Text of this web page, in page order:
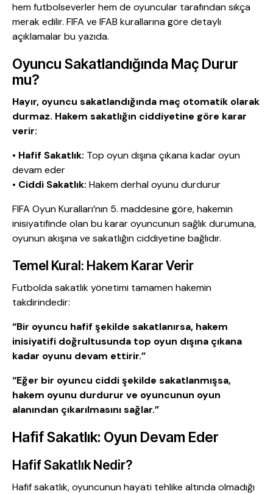
hem futbolseverler hem de oyuncular tarafından sıkça
merak edilir. FIFA ve IFAB kurallarına göre detaylı
açıklamalar bu yazıda.
Oyuncu Sakatlandığında Maç Durur
mu?
Hayır, oyuncu sakatlandığında maç otomatik olarak
durmaz. Hakem sakatlığın ciddiyetine göre karar
verir:
• Hafif Sakatlık: Top oyun dışına çıkana kadar oyun
devam eder
• Ciddi Sakatlık: Hakem derhal oyunu durdurur
FIFA Oyun Kuralları’nın 5. maddesine göre, hakemin
inisiyatifinde olan bu karar oyuncunun sağlık durumuna,
oyunun akışına ve sakatlığın ciddiyetine bağlıdır.
Temel Kural: Hakem Karar Verir
Futbolda sakatlık yönetimi tamamen hakemin
takdirindedir:
“Bir oyuncu hafif şekilde sakatlanırsa, hakem
inisiyatifi doğrultusunda top oyun dışına çıkana
kadar oyunu devam ettirir.”
“Eğer bir oyuncu ciddi şekilde sakatlanmışsa,
hakem oyunu durdurur ve oyuncunun oyun
alanından çıkarılmasını sağlar.”
Hafif Sakatlık: Oyun Devam Eder
Hafif Sakatlık Nedir?
Hafif sakatlık, oyuncunun hayati tehlike altında olmadığı